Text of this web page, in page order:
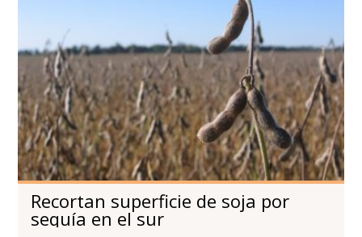
Recortan superficie de soja por
sequía en el sur